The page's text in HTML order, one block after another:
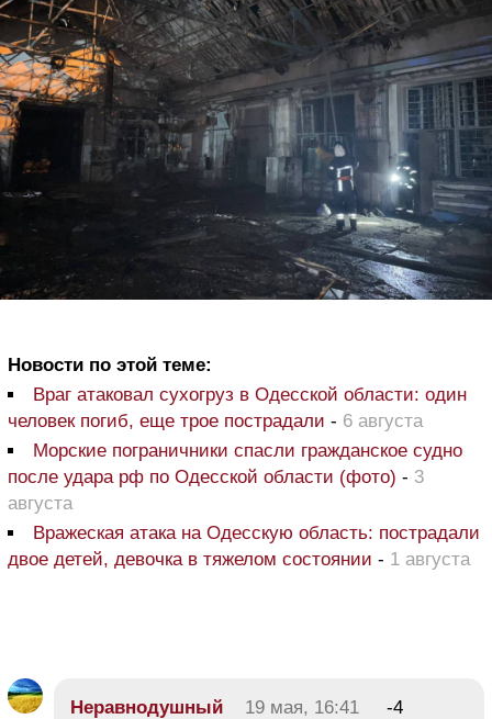
Новости по этой теме:
Враг атаковал сухогруз в Одесской области: один
человек погиб, еще трое пострадали - 6 августа
Морские пограничники спасли гражданское судно
после удара рф по Одесской области (фото) - 3
августа
Вражеская атака на Одесскую область: пострадали
двое детей, девочка в тяжелом состоянии - 1 августа
Неравнодушный 19 мая, 16:41
-4